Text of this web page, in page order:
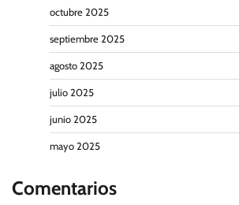
octubre 2025
septiembre 2025
agosto 2025
julio 2025
junio 2025
mayo 2025
Comentarios